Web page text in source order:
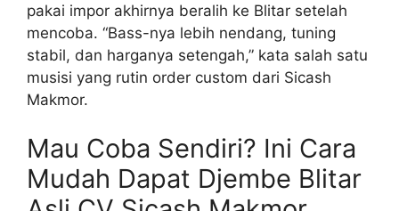
pakai impor akhirnya beralih ke Blitar setelah
mencoba. “Bass-nya lebih nendang, tuning
stabil, dan harganya setengah,” kata salah satu
musisi yang rutin order custom dari Sicash
Makmor.
Mau Coba Sendiri? Ini Cara
Mudah Dapat Djembe Blitar